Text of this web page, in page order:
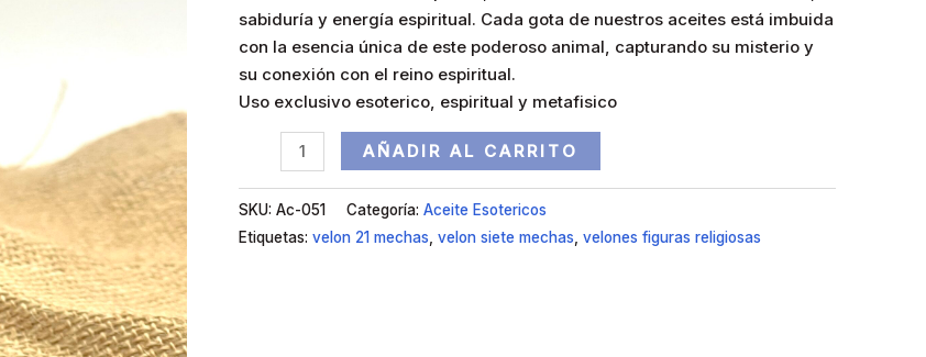
sabiduría y energía espiritual. Cada gota de nuestros aceites está imbuida
con la esencia única de este poderoso animal, capturando su misterio y
su conexión con el reino espiritual.
Uso exclusivo esoterico, espiritual y metafisico
AÑADIR AL CARRITO
SKU:Ac-051 Categoría:Aceite Esotericos
Etiquetas:velon 21 mechas ,velon siete mechas ,velones figuras religiosas